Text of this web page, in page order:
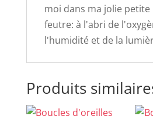
moi dans ma jolie
feutre: à l'abri de
l'humidité et de la
Produits